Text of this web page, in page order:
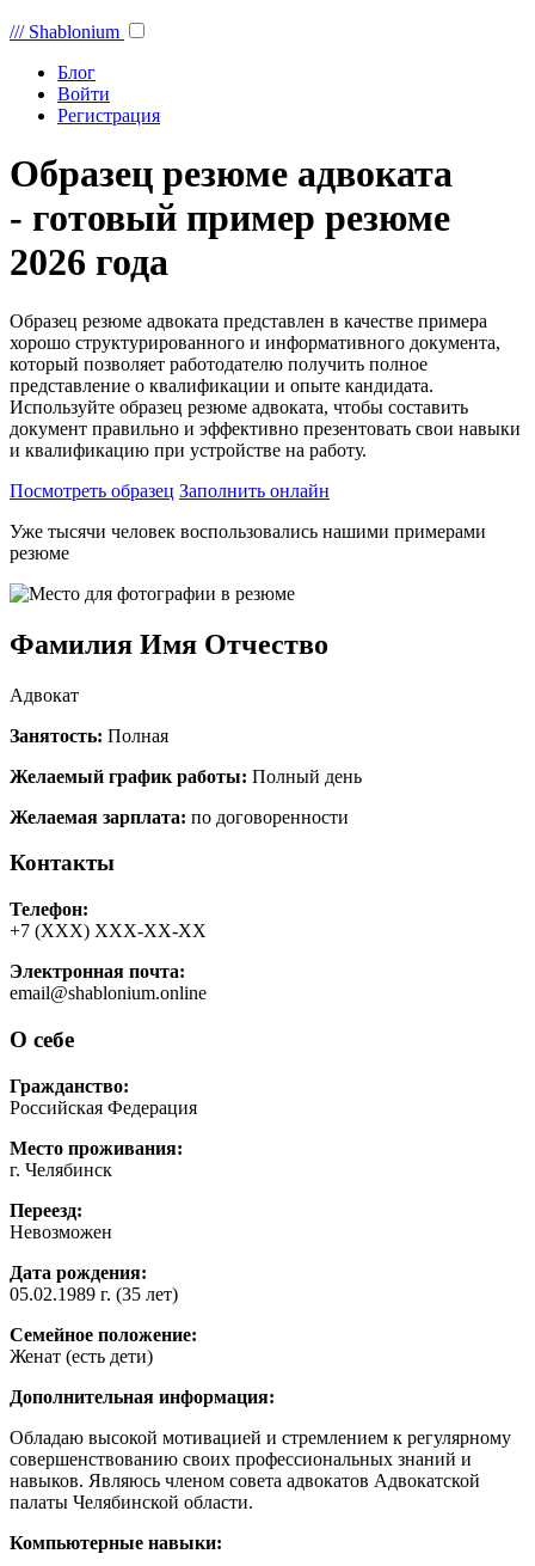
/// Shablonium
Блог
Войти
Регистрация
Образец резюме адвоката
- готовый пример резюме
2026 года
Образец резюме адвоката представлен в качестве примера
хорошо структурированного и информативного документа,
который позволяет работодателю получить полное
представление о квалификации и опыте кандидата.
Используйте образец резюме адвоката, чтобы составить
документ правильно и эффективно презентовать свои навыки
и квалификацию при устройстве на работу.
Посмотреть образец Заполнить онлайн
Уже тысячи человек воспользовались нашими примерами
резюме
Фамилия Имя Отчество
Адвокат
Занятость: Полная
Желаемый график работы: Полный день
Желаемая зарплата: по договоренности
Контакты
Телефон:
+7 (ХХХ) ХХХ-ХХ-ХХ
Электронная почта:
email@shablonium.online
О себе
Гражданство:
Российская Федерация
Место проживания:
г. Челябинск
Переезд:
Невозможен
Дата рождения:
05.02.1989 г. (35 лет)
Семейное положение:
Женат (есть дети)
Дополнительная информация:
Обладаю высокой мотивацией и стремлением к регулярному
совершенствованию своих профессиональных знаний и
навыков. Являюсь членом совета адвокатов Адвокатской
палаты Челябинской области.
Компьютерные навыки: